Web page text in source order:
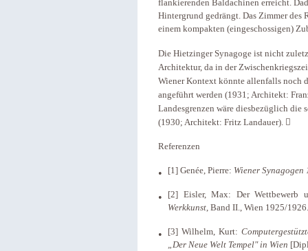
flankierenden Baldachinen erreicht.
Hintergrund gedrängt. Das Zimmer
einem kompakten (eingeschossigen)
Die Hietzinger Synagoge ist nicht
Architektur, da in der
Wiener Kontext könnte allenfalls noch
angeführt werden (1931; Architekt:
Landesgrenzen wäre diesbezüglich die
(1930; Architekt: Fritz Landauer). 
Referenzen
[1] Genée, Pierre: Wiener Synagogen
[2] Eisler, Max: Der Wettbewerb
Werkkunst, Band II., Wien 1925/1926.
[3] Wilhelm, Kurt:
„Der Neue Welt Tempel" in Wien